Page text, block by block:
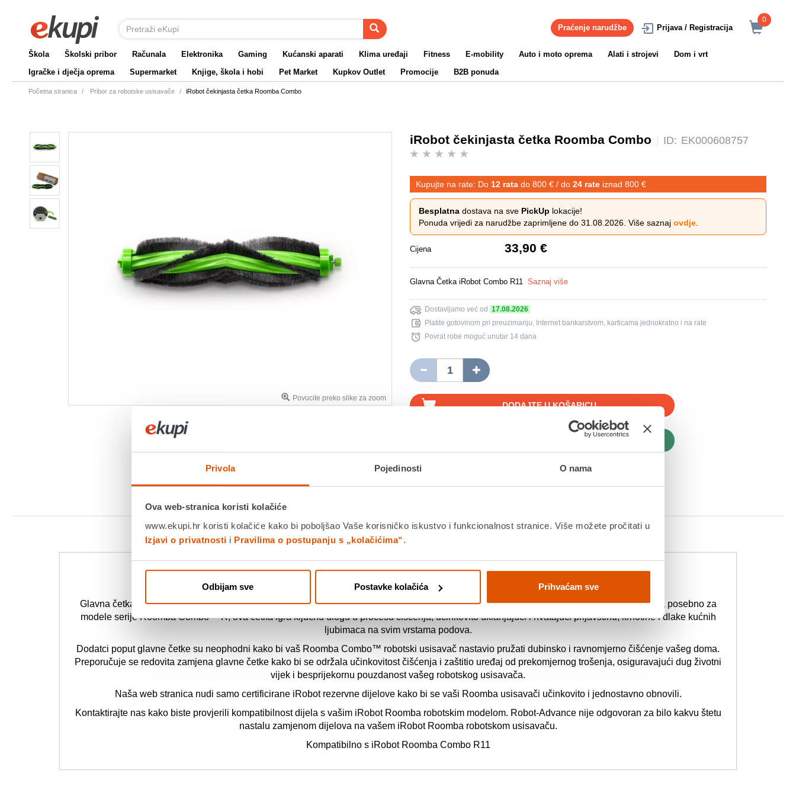
Privola Pojedinosti O nama
Ova web-stranica koristi kolačiće
www.ekupi.hr koristi kolačiće kako bi poboljšao Vaše korisničko iskustvo i funkcionalnost stranice. Više možete pročitati u
Izjavi o privatnosti i Pravilima o postupanju s „kolačićima“.
Odbijam sve Postavke kolačića Prihvaćam sve
0
Praćenje narudžbe Prijava / Registracija
Škola Školski pribor Računala Elektronika Gaming Kućanski aparati Klima uređaji Fitness E-mobility Auto i moto oprema Alati i strojevi
Dom i vrt
Igračke i dječja oprema
Supermarket Knjige, škola i hobi Pet Market Kupkov Outlet Promocije B2B ponuda
Početna stranica Pribor za robotske usisavače iRobot čekinjasta četka Roomba Combo
Povucite preko slike za zoom
iRobot čekinjasta četka Roomba Combo ID: EK000608757
Kupujte na rate: Do 12 rata do 800 € / do 24 rate iznad 800 €
Besplatna dostava na sve PickUp lokacije!
Ponuda vrijedi za narudžbe zaprimljene do 31.08.2026. Više saznaj ovdje
Cijena 33,90 €
Glavna Četka iRobot Combo R11 Saznaj više
Dostavljamo već od 17.08.2026
Platite gotovinom pri preuzimanju, Internet bankarstvom, karticama jednokratno i na rate
Povrat robe moguć unutar 14 dana
DODAJTE U KOŠARICU
Glavna Četka iRobot Combo R11 Certificirana
Glavna četka za seriju Roomba Combo™ R11 je ključni dodatak za održavanje vašeg robotskog usisavača u vrhunskom stanju. Dizajnirana posebno za
modele serije Roomba Combo™ R, ova četka igra ključnu ulogu u procesu čišćenja, učinkovito uklanjajući i hvatajući prljavštinu, krhotine i dlake kućnih
ljubimaca na svim vrstama podova.
Dodatci poput glavne četke su neophodni kako bi vaš Roomba Combo™ robotski usisavač nastavio pružati dubinsko i ravnomjerno čišćenje vašeg doma.
Preporučuje se redovita zamjena glavne četke kako bi se održala učinkovitost čišćenja i zaštitio uređaj od prekomjernog trošenja, osiguravajući dug životni
vijek i besprijekornu pouzdanost vašeg robotskog usisavača.
Naša web stranica nudi samo certificirane iRobot rezervne dijelove kako bi se vaši Roomba usisavači učinkovito i jednostavno obnovili.
Kontaktirajte nas kako biste provjerili kompatibilnost dijela s vašim iRobot Roomba robotskim modelom. Robot-Advance nije odgovoran za bilo kakvu štetu
nastalu zamjenom dijelova na vašem iRobot Roomba robotskom usisavaču.
Kompatibilno s iRobot Roomba Combo R11